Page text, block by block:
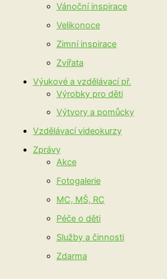
Vánoční inspirace
Velikonoce
Zimní inspirace
Zvířata
Výukové a vzdělávací př.
Výrobky pro děti
Výtvory a pomůcky
Vzdělávací videokurzy
Zprávy
Akce
Fotogalerie
MC, MŠ, RC
Péče o děti
Služby a činnosti
Zdarma